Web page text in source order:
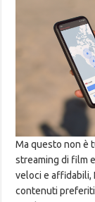
Ma questo non è
streaming di film
veloci e affidabili,
contenuti